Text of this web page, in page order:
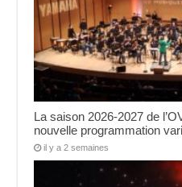
La saison 2026-2027 de
nouvelle programmation
il y a 2 semaines